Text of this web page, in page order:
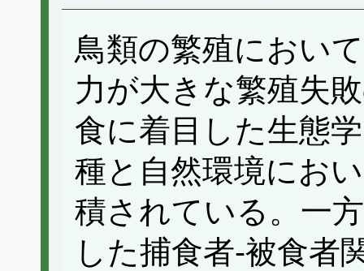
鳥類の繁殖におい
力が大きな繁殖失
食に着目した生態
種と自然環境にお
積されている。一
した捕食者-被食者